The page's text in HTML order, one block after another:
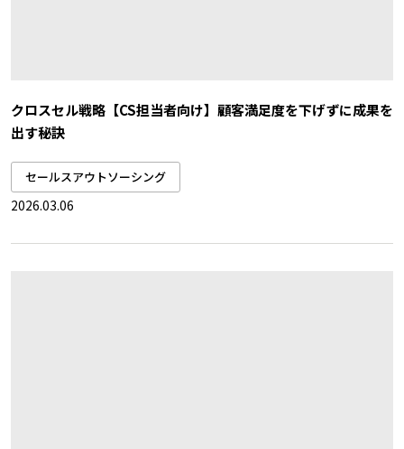
クロスセル戦略【CS担当者向け】顧客満足度を下げずに成果を
出す秘訣
セールスアウトソーシング
2026.03.06